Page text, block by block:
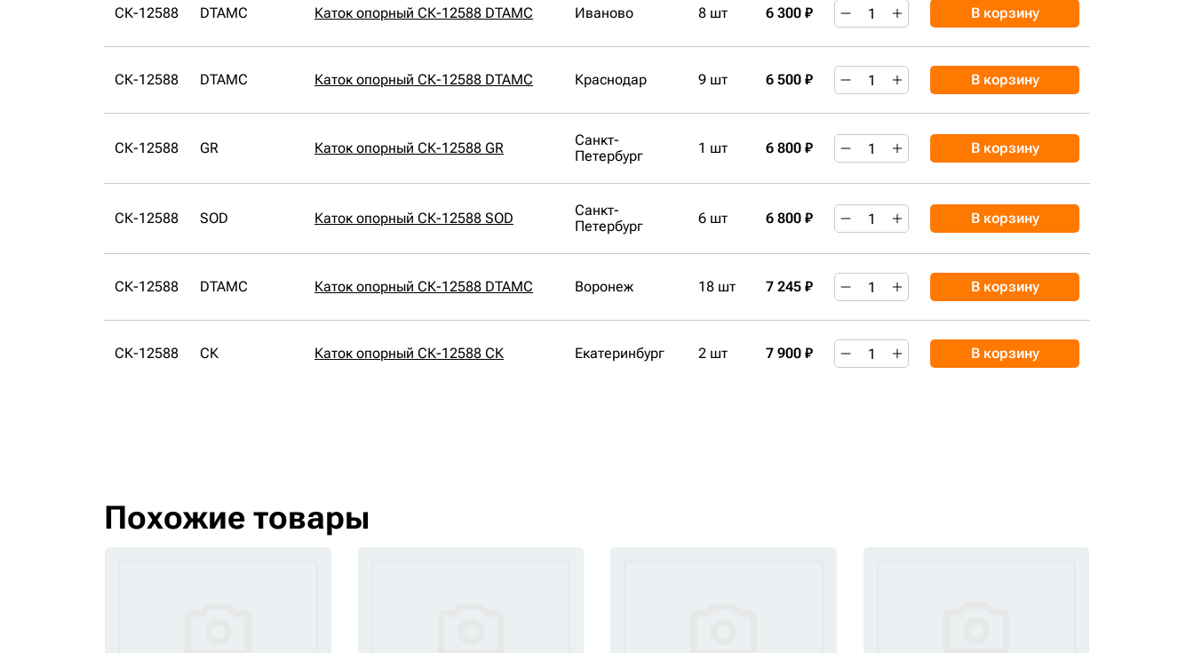
СК-12588 DTAMC Каток опорный СК-12588 DTAMC Иваново 8 шт 6 300 ₽ В корзину
СК-12588 DTAMC Каток опорный СК-12588 DTAMC Краснодар 9 шт 6 500 ₽ В корзину
СК-12588 GR Каток опорный СК-12588 GR
Санкт-
Петербург
1 шт 6 800 ₽ В корзину
СК-12588 SOD Каток опорный СК-12588 SOD
Санкт-
Петербург
6 шт 6 800 ₽ В корзину
СК-12588 DTAMC Каток опорный СК-12588 DTAMC Воронеж 18 шт 7 245 ₽ В корзину
СК-12588 СК Каток опорный СК-12588 СК Екатеринбург 2 шт 7 900 ₽ В корзину
Похожие товары